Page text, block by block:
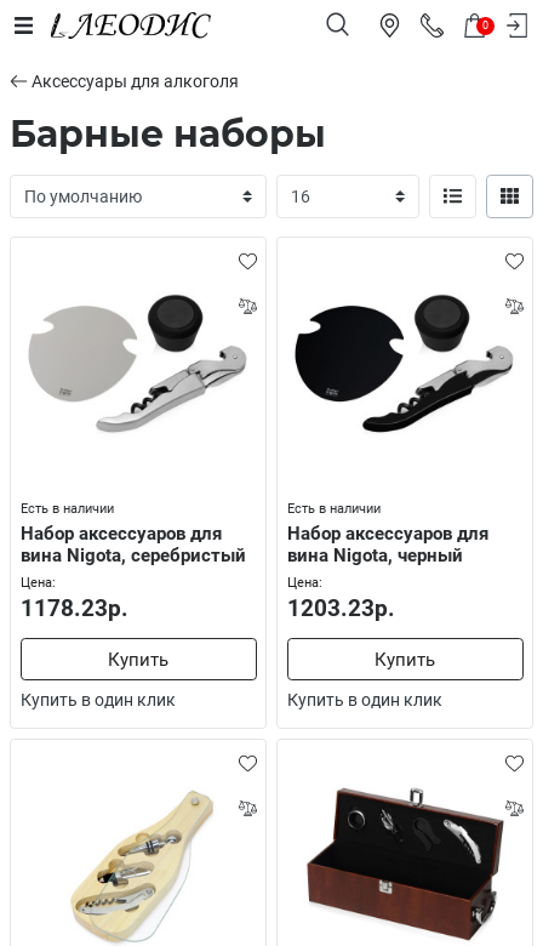
0
Аксессуары для алкоголя
Барные наборы
Есть в наличии
Набор аксессуаров для
вина Nigota, серебристый
Цена:
1178.23р.
Купить
Купить в один клик
Есть в наличии
Набор аксессуаров для
вина Nigota, черный
Цена:
1203.23р.
Купить
Купить в один клик